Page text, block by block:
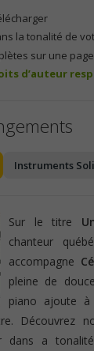
la tonalité de
sur une
d’auteur
Instruments
Sur le titre
chanteur
accompagne
pleine de
piano ajoute à
Découvrez
dans a